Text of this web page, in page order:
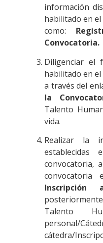
información
habilitado en
como:
Convocatoria.
Diligenciar el
habilitado en
a través del
la
Talento
vida.
Realizar la
convocatoria,
Inscripción
Talento
personal/
cátedra/